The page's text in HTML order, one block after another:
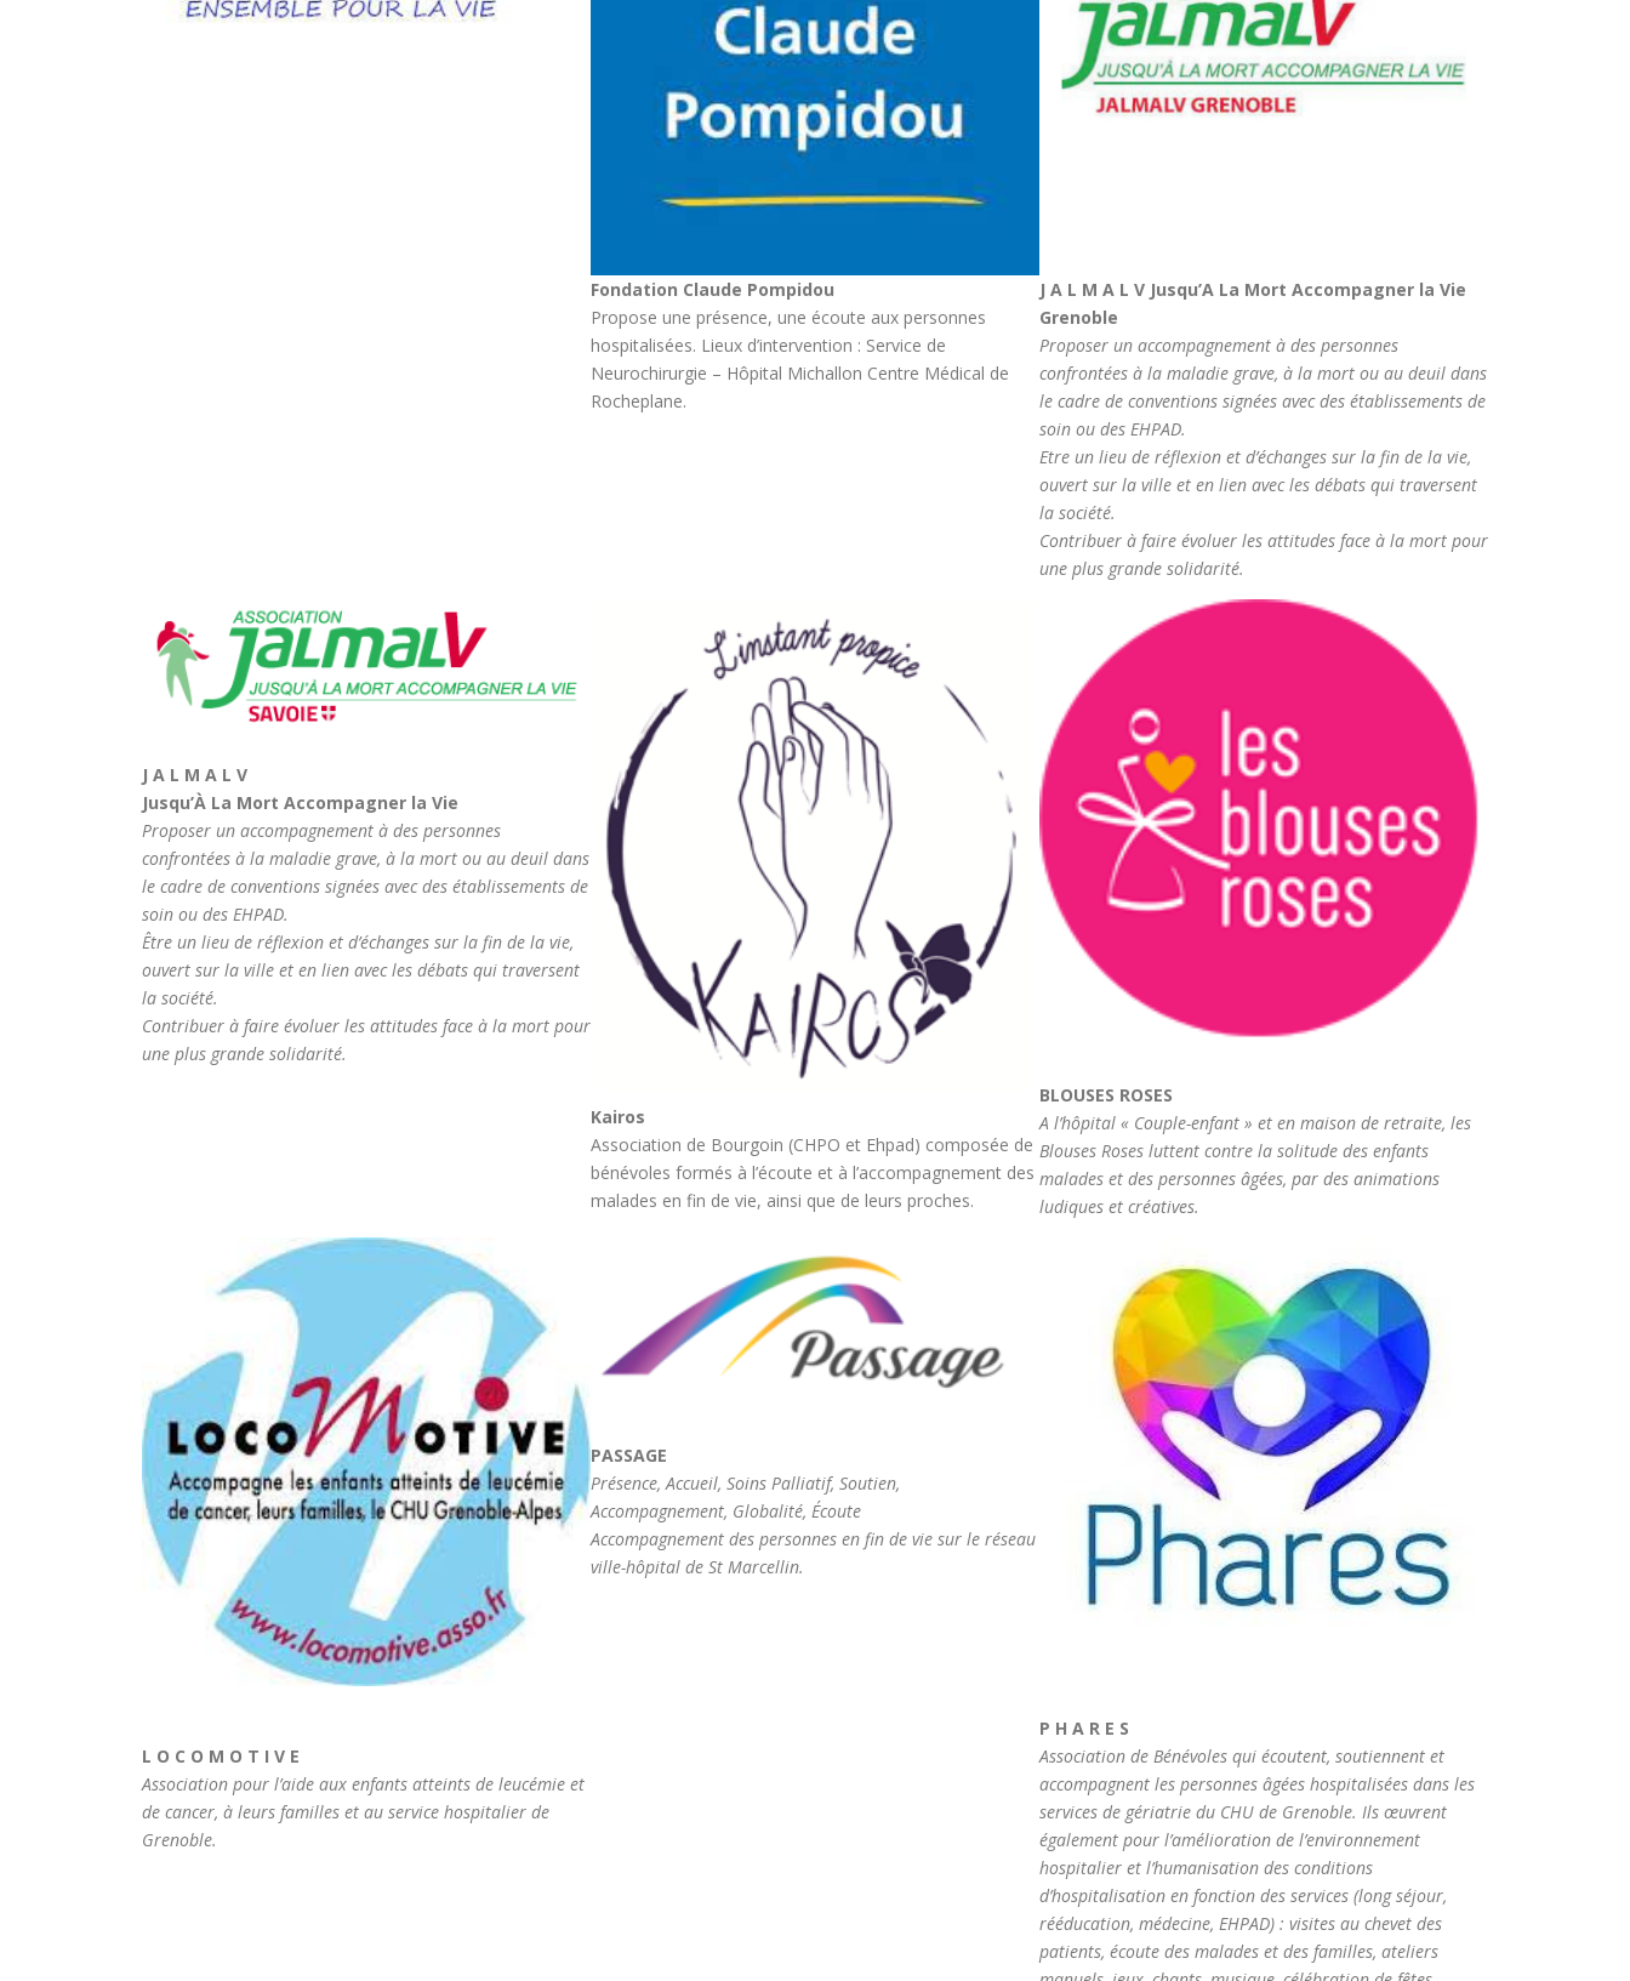
Fondation Claude Pompidou
Propose une présence, une écoute aux personnes
hospitalisées. Lieux d’intervention : Service de
Neurochirurgie – Hôpital Michallon Centre Médical de
Rocheplane.
J A L M A L V Jusqu’A La Mort Accompagner la Vie
Grenoble
Proposer un accompagnement à des personnes
confrontées à la maladie grave, à la mort ou au deuil dans
le cadre de conventions signées avec des établissements de
soin ou des EHPAD.
Etre un lieu de réflexion et d’échanges sur la fin de la vie,
ouvert sur la ville et en lien avec les débats qui traversent
la société.
​Contribuer à faire évoluer les attitudes face à la mort pour
une plus grande solidarité.
J A L M A L V
Jusqu’À La Mort Accompagner la Vie
Proposer un accompagnement à des personnes
confrontées à la maladie grave, à la mort ou au deuil dans
le cadre de conventions signées avec des établissements de
soin ou des EHPAD.
Être un lieu de réflexion et d’échanges sur la fin de la vie,
ouvert sur la ville et en lien avec les débats qui traversent
la société.
​Contribuer à faire évoluer les attitudes face à la mort pour
une plus grande solidarité.
Kairos
Association de Bourgoin (CHPO et Ehpad) composée de
bénévoles formés à l’écoute et à l’accompagnement des
malades en fin de vie, ainsi que de leurs proches.
BLOUSES ROSES
A l’hôpital « Couple-enfant » et en maison de retraite, les
Blouses Roses luttent contre la solitude des enfants
malades et des personnes âgées, par des animations
ludiques et créatives.
L O C O M O T I V E
Association pour l’aide aux enfants atteints de leucémie et
de cancer, à leurs familles et au service hospitalier de
Grenoble.
PASSAGE
Présence, Accueil, Soins Palliatif, Soutien,
Accompagnement, Globalité, Écoute
​Accompagnement des personnes en fin de vie sur le réseau
ville-hôpital de St Marcellin.
P H A R E S
Association de Bénévoles qui écoutent, soutiennent et
accompagnent les personnes âgées hospitalisées dans les
services de gériatrie du CHU de Grenoble. Ils œuvrent
également pour l’amélioration de l’environnement
hospitalier et l’humanisation des conditions
d’hospitalisation en fonction des services (long séjour,
rééducation, médecine, EHPAD) : visites au chevet des
patients, écoute des malades et des familles, ateliers